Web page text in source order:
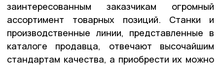
заинтересованным заказчикам огромный
ассортимент товарных позиций. Станки и
производственные линии, представленные в
каталоге продавца, отвечают высочайшим
стандартам качества, а приобрести их можно